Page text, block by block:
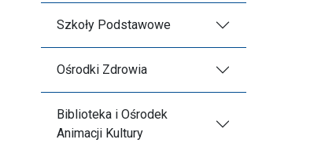
Szkoły Podstawowe
Ośrodki Zdrowia
Biblioteka i Ośrodek
Animacji Kultury